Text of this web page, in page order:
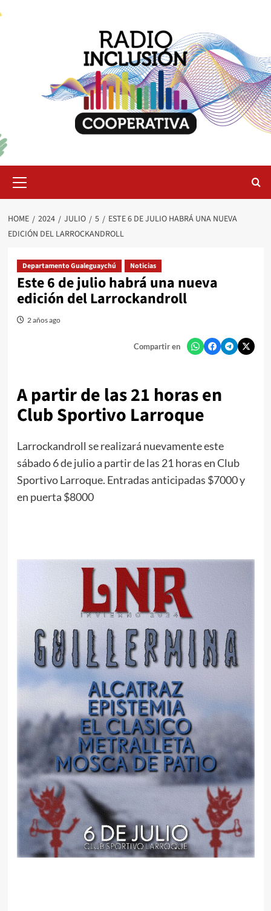
Menu
HOME 2024 JULIO 5
ESTE 6 DE JULIO HABRÁ UNA NUEVA
EDICIÓN DEL LARROCKANDROLL
Departamento Gualeguaychú Noticias
Este 6 de julio habrá una nueva
edición del Larrockandroll
2 años ago
Compartir en
A partir de las 21 horas en
Club Sportivo Larroque
Larrockandroll se realizará nuevamente este
sábado 6 de julio a partir de las 21 horas en Club
Sportivo Larroque. Entradas anticipadas $7000 y
en puerta $8000